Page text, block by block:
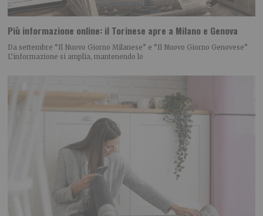
Più informazione online: il Torinese apre a Milano e Genova
Da settembre “Il Nuovo Giorno Milanese” e “Il Nuovo Giorno Genovese”
L’informazione si amplia, mantenendo lo